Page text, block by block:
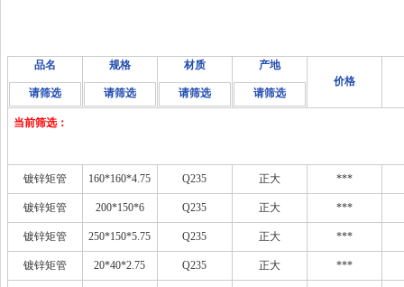
品名
请筛选
规格
请筛选
材质
请筛选
产地
请筛选
价格
当前筛选：
镀锌矩管 160*160*4.75 Q235 正大 ***
镀锌矩管 200*150*6 Q235 正大 ***
镀锌矩管 250*150*5.75 Q235 正大 ***
镀锌矩管 20*40*2.75 Q235 正大 ***